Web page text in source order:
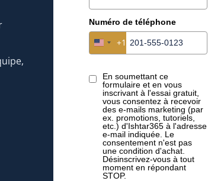
Gérer facilement les
certificats de soudage dans
Numéro de téléphone
United States +1
+1
United States +1
+1
En soumettant ce
formulaire et en vous
inscrivant à l'essai gratuit,
vous consentez à recevoir
des e-mails marketing (par
ex. promotions, tutoriels,
etc.) d'Ishtar365 à l'adresse
e-mail indiquée. Le
consentement n'est pas
une condition d'achat.
Désinscrivez-vous à tout
moment en répondant
STOP.